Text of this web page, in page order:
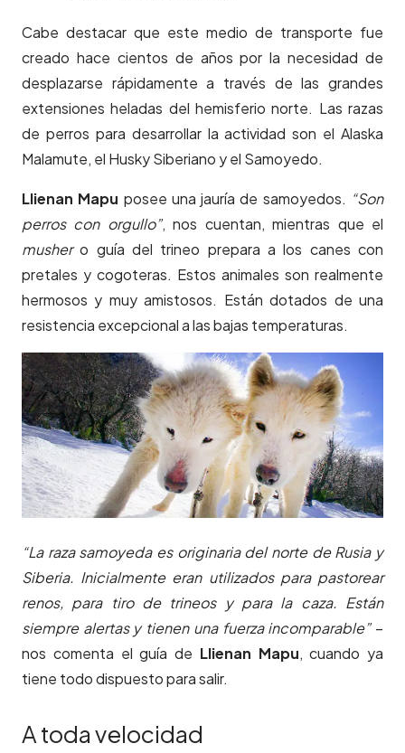
Cabe destacar que este medio de transporte fue
creado hace cientos de años por la necesidad de
desplazarse rápidamente a través de las grandes
extensiones heladas del hemisferio norte. Las razas
de perros para desarrollar la actividad son el Alaska
Malamute, el Husky Siberiano y el Samoyedo.
Llienan Mapu posee una jauría de samoyedos. “Son
perros con orgullo”, nos cuentan, mientras que el
mushero guía del trineo prepara a los canes con
pretales y cogoteras. Estos animales son realmente
hermosos y muy amistosos. Están dotados de una
resistencia excepcional a las bajas temperaturas.
“La raza samoyeda es originaria del norte de Rusia y
Siberia. Inicialmente eran utilizados para pastorear
renos, para tiro de trineos y para la caza. Están
siempre alertas y tienen una fuerza incomparable”–
nos comenta el guía de Llienan Mapu, cuando ya
tiene todo dispuesto para salir.
A toda velocidad